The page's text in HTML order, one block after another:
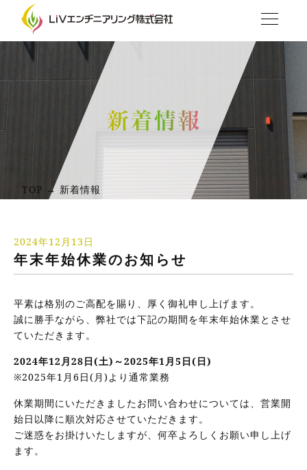
TOP → 新着情報
2024年12月13日
年末年始休業のお知らせ
平素は格別のご高配を賜り、厚く御礼申し上げます。
誠に勝手ながら、弊社では下記の期間を年末年始休業とさせ
ていただきます。
2024年12月28日(土)～2025年1月5日(日)
※2025年1月6日(月)より通常業務
休業期間にいただきましたお問い合わせについては、営業開
始日以降に順次対応させていただきます。
ご迷惑をお掛けいたしますが、何卒よろしくお願い申し上げ
ます。